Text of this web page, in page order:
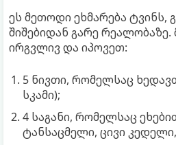
ეს მეთოდი ეხმარება ტვინს,
შიშებიდან გარე
ირგვლივ და იპოვეთ:
5 ნივთი, რომელსაც
სკამი);
4 საგანი, რომელსაც
ტანსაცმელი, ცივი